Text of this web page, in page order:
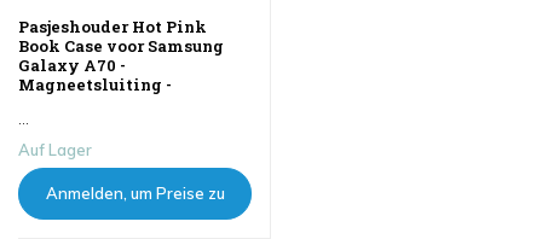
Pasjeshouder Hot Pink
Book Case voor Samsung
Galaxy A70 -
Magneetsluiting -
Auf Lager
Anmelden, um Preise zu